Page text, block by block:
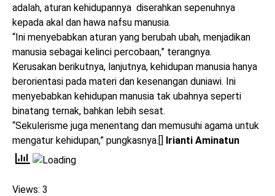
adalah, aturan kehidupannya diserahkan sepenuhnya
kepada akal dan hawa nafsu manusia.
“Ini menyebabkan aturan yang berubah ubah, menjadikan
manusia sebagai kelinci percobaan,” terangnya.
Kerusakan berikutnya, lanjutnya, kehidupan manusia hanya
berorientasi pada materi dan kesenangan duniawi. Ini
menyebabkan kehidupan manusia tak ubahnya seperti
binatang ternak, bahkan lebih sesat.
“Sekulerisme juga menentang dan memusuhi agama untuk
mengatur kehidupan,” pungkasnya.[]
Irianti Aminatun
Views: 3